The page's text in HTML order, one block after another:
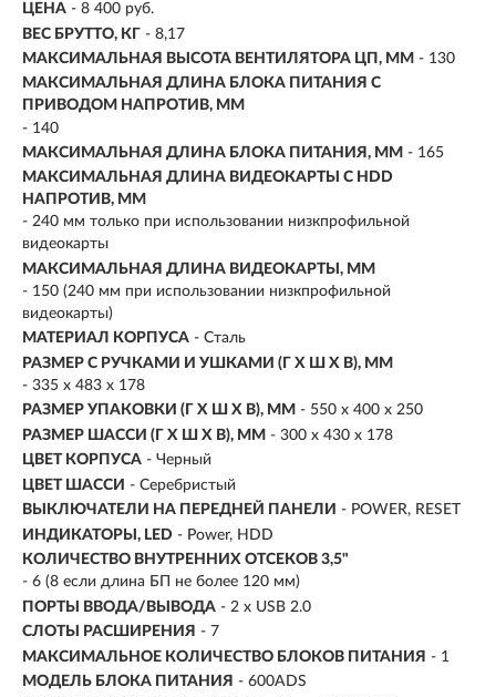
ЦЕНА - 8 400 руб.
ВЕС БРУТТО, КГ - 8,17
МАКСИМАЛЬНАЯ ВЫСОТА ВЕНТИЛЯТОРА ЦП, ММ - 130
МАКСИМАЛЬНАЯ ДЛИНА БЛОКА ПИТАНИЯ С
ПРИВОДОМ НАПРОТИВ, ММ
- 140
МАКСИМАЛЬНАЯ ДЛИНА БЛОКА ПИТАНИЯ, ММ - 165
МАКСИМАЛЬНАЯ ДЛИНА ВИДЕОКАРТЫ С HDD
НАПРОТИВ, ММ
- 240 мм только при использовании низкпрофильной
видеокарты
МАКСИМАЛЬНАЯ ДЛИНА ВИДЕОКАРТЫ, ММ
- 150 (240 мм при использовании низкпрофильной
видеокарты)
МАТЕРИАЛ КОРПУСА - Сталь
РАЗМЕР С РУЧКАМИ И УШКАМИ (Г X Ш X В), ММ
- 335 x 483 x 178
РАЗМЕР УПАКОВКИ (Г X Ш X B), ММ - 550 x 400 x 250
РАЗМЕР ШАССИ (Г X Ш X В), ММ - 300 x 430 x 178
ЦВЕТ КОРПУСА - Черный
ЦВЕТ ШАССИ - Серебристый
ВЫКЛЮЧАТЕЛИ НА ПЕРЕДНЕЙ ПАНЕЛИ - POWER, RESET
ИНДИКАТОРЫ, LED - Power, HDD
КОЛИЧЕСТВО ВНУТРЕННИХ ОТСЕКОВ 3,5"
- 6 (8 если длина БП не более 120 мм)
ПОРТЫ ВВОДА/ВЫВОДА - 2 x USB 2.0
СЛОТЫ РАСШИРЕНИЯ - 7
МАКСИМАЛЬНОЕ КОЛИЧЕСТВО БЛОКОВ ПИТАНИЯ - 1
МОДЕЛЬ БЛОКА ПИТАНИЯ - 600ADS